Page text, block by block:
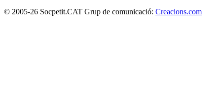
© 2005-26 Socpetit.CAT Grup de comunicació: Creacions.com